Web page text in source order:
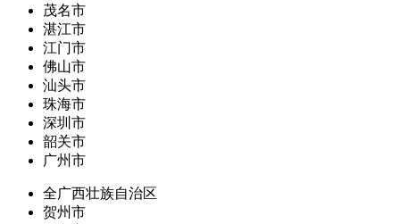
茂名市
湛江市
江门市
佛山市
汕头市
珠海市
深圳市
韶关市
广州市
全广西壮族自治区
贺州市